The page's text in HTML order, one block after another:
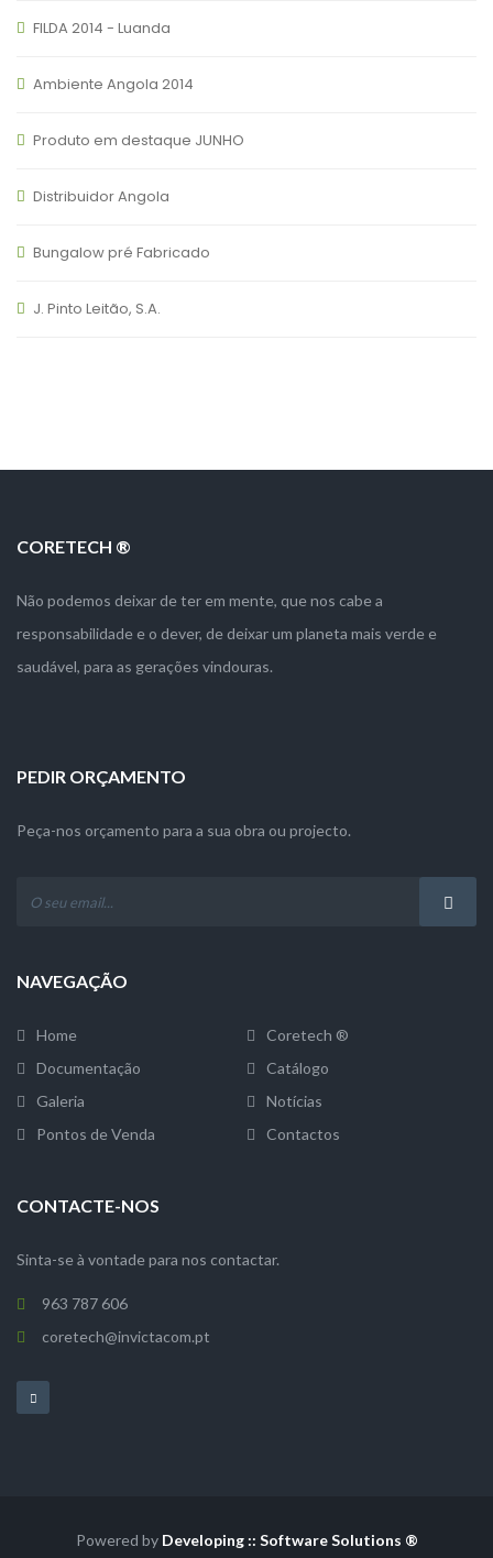
FILDA 2014 - Luanda
Ambiente Angola 2014
Produto em destaque JUNHO
Distribuidor Angola
Bungalow pré Fabricado
J. Pinto Leitão, S.A.
CORETECH ®
Não podemos deixar de ter em mente, que nos cabe a
responsabilidade e o dever, de deixar um planeta mais verde e
saudável, para as gerações vindouras.
PEDIR ORÇAMENTO
Peça-nos orçamento para a sua obra ou projecto.
NAVEGAÇÃO
Home
Coretech ®
Documentação
Catálogo
Galeria
Notícias
Pontos de Venda
Contactos
CONTACTE-NOS
Sinta-se à vontade para nos contactar.
963 787 606
coretech@invictacom.pt
Powered by Developing :: Software Solutions ®